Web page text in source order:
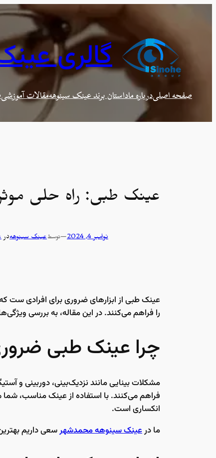
گالری
صفحه اصلیدرباره ماداستان برند عینک سینوههمقالات آموزشی
عینک طبی: راه حلی موثر
نوامبر 4, 2024 —توسطعینک سینوههدر
عینک طبی از ابزارهای ضروری برای افرادی ست
را فراهم می‌کنند. در این مقاله، به بررسی
چرا عینک طبی
مشکلات بینایی مانند نزدیک‌بینی، دوربینی و
فراهم می‌کنند. با استفاده از عینک مناسب،
انکساری است.
ما درعینک سینوهه محمدشهرسعی داریم